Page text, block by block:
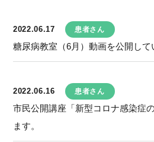
2022.06.17 患者さん
糖尿病教室（6月）動画を公開して
2022.06.16 患者さん
市民公開講座「新型コロナ感染症
ます。